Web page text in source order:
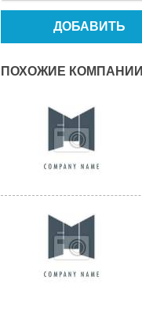
ПОХОЖИЕ КОМПАНИИ